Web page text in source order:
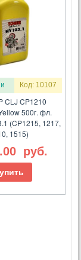
Код: 10107
CLJ CP1210
500г. фл.
(CP1215, 1217,
1515)
руб.